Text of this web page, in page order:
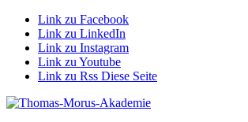
Link zu Facebook
Link zu LinkedIn
Link zu Instagram
Link zu Youtube
Link zu Rss Diese Seite